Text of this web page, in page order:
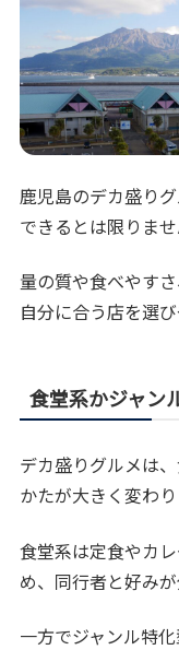
鹿児島のデカ盛り
できるとは限りませ
量の質や食べやす
自分に合う店を選び
食堂系かジャン
デカ盛りグルメは
かたが大きく変わり
食堂系は定食やカ
め、同行者と好み
一方でジャンル特